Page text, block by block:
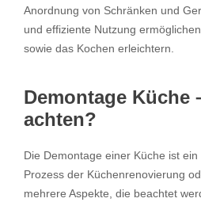
Anordnung von Schränken und
und effiziente Nutzung
sowie das Kochen erleichtern.
Demontage Küche
achten?
Die Demontage einer Küche ist
Prozess der Küchenrenovierung
mehrere Aspekte, die beachtet